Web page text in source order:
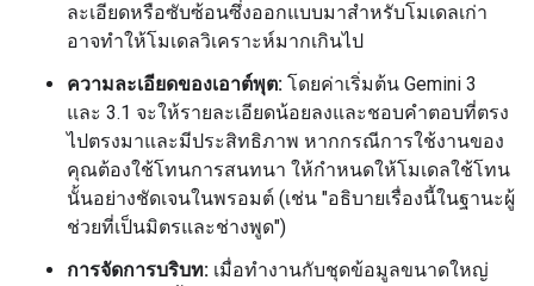
ละเอียดหรือซับซ้อนซึ่งออกแบบมาสำหรับโมเดลเก่า
อาจทำให้โมเดลวิเคราะห์มากเกินไป
ความละเอียดของเอาต์พุต: โดยค่าเริ่มต้น Gemini 3
และ 3.1 จะให้รายละเอียดน้อยลงและชอบคำตอบที่ตรง
ไปตรงมาและมีประสิทธิภาพ หากกรณีการใช้งานของ
คุณต้องใช้โทนการสนทนา ให้กำหนดให้โมเดลใช้โทน
นั้นอย่างชัดเจนในพรอมต์ (เช่น "อธิบายเรื่องนี้ในฐานะผู้
ช่วยที่เป็นมิตรและช่างพูด")
การจัดการบริบท: เมื่อทำงานกับชุดข้อมูลขนาดใหญ่